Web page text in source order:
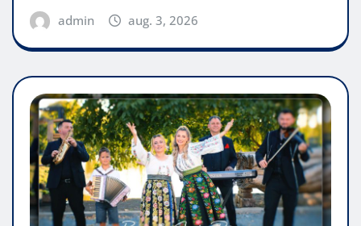
admin aug. 3, 2026